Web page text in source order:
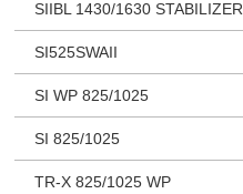
SIIBL 1430/1630 STABILIZER
SI525SWAII
SI WP 825/1025
SI 825/1025
TR-X 825/1025 WP